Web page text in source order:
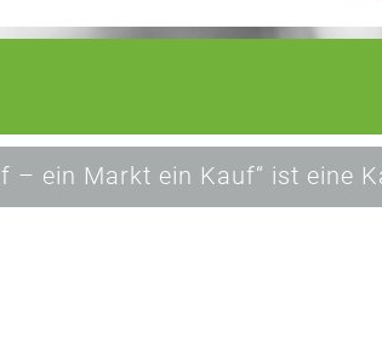
– ein Markt ein Kauf“ ist eine